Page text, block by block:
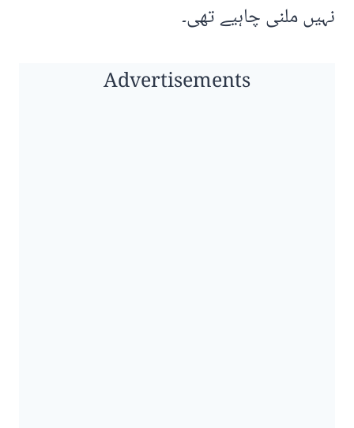
نہیں ملنی چاہیے تھی۔
Advertisements